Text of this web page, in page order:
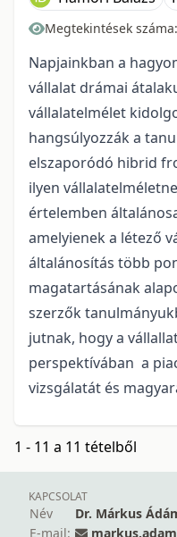
Megtekintések száma:
Napjainkban a
vállalat drámai
vállalatelmélet
hangsúlyozzák a
elszaporódó hibrid
ilyen
értelemben
amelyienek a létező
általánosítás több
magatartásának
szerzők
jutnak, hogy a
perspektívában a
vizsgálatát és
1 - 11 a 11 tételből
KAPCSOLAT
Név
Dr. Márkus
E-mail: